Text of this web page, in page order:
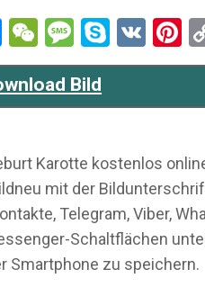
Messenger
WeChat
Message
Skype
VK
Bild
Karotte kostenlos
mit der
Telegram, Viber,
Schaltflächen
Smartphone zu speichern.